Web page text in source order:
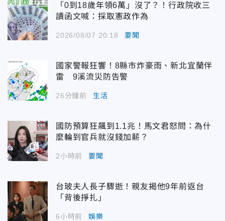
「0到18歲年領6萬」沒了？！行政院收三
讀函文喊：採取憲政作為
2026/08/07 20:18 要聞
國家警報狂響！8縣市炸豪雨、新北宜蘭伴
雷 9溪流災防告警
26分鐘前 生活
國防預算狂飆到1.1兆！馬文君怒問：為什
麼輪到官兵就沒錢加薪？
2小時前 要聞
台玻夫人長子驟逝！親友揭他9年前返台
「背後掙扎」
6小時前 娛樂